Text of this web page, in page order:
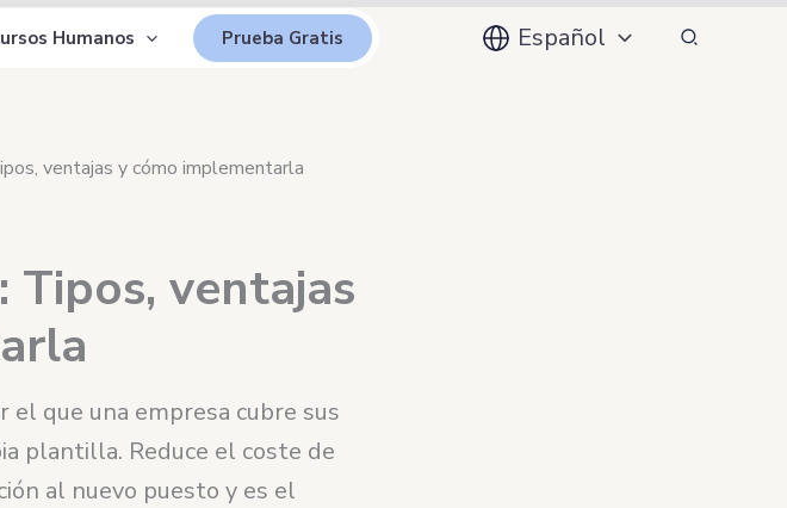
Humanos Prueba Gratis Español Buscar
ventajas y cómo implementarla
Tipos, ventajas
el que una empresa cubre sus
plantilla. Reduce el coste de
al nuevo puesto y es el